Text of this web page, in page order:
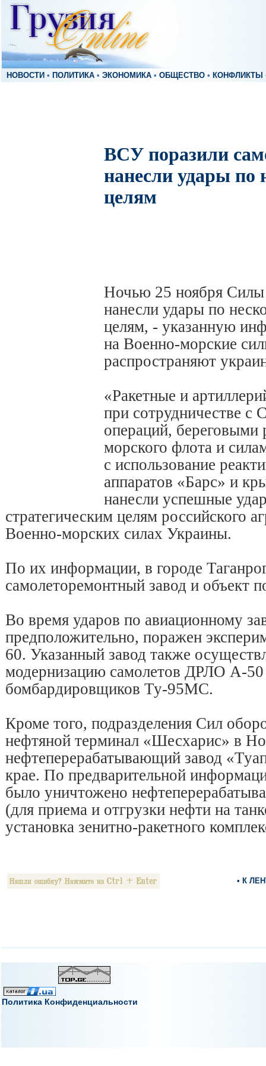
НОВОСТИ • ПОЛИТИКА • ЭКОНОМИКА • ОБЩЕСТВО • КОНФЛИКТЫ
ВСУ поразили
нанесли удары по
целям
Ночью 25 ноября
нанесли удары по
целям, - указанную
на Военно-морские
распространяют
«Ракетные и
при сотрудничестве с
операций, береговыми
морского флота и
с использование
аппаратов «Барс» и
нанесли успешные
стратегическим целям российского
Военно-морских силах Украины.
По их информации, в городе
самолеторемонтный завод и объект
Во время ударов по авиационному
предположительно, поражен
60. Указанный завод также
модернизацию самолетов ДРЛО А-50
бомбардировщиков Ту-95МС.
Кроме того, подразделения Сил
нефтяной терминал «Шесхарис» в
нефтеперерабатывающий завод
крае. По предварительной
было уничтожено
(для приема и отгрузки нефти на
установка зенитно-ракетного
• К
Политика Конфиденциальности